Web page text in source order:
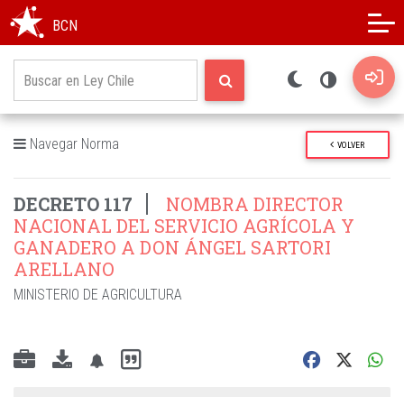
BCN
Navegar Norma VOLVER
DECRETO 117
NOMBRA DIRECTOR
NACIONAL DEL SERVICIO AGRÍCOLA Y
GANADERO A DON ÁNGEL SARTORI
ARELLANO
MINISTERIO DE AGRICULTURA